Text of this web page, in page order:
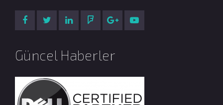
Güncel Haberler